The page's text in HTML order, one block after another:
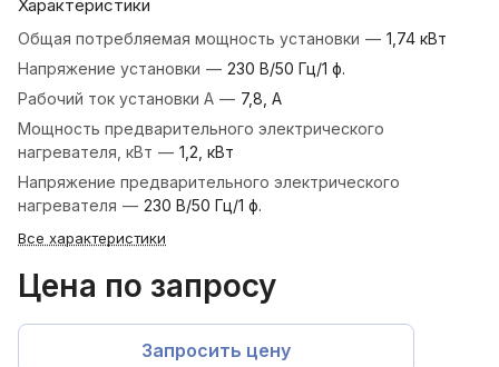
Характеристики
Общая потребляемая мощность установки — 1,74 кВт
Напряжение установки — 230 В/50 Гц/1 ф.
Рабочий ток установки А — 7,8, А
Мощность предварительного электрического
нагревателя, кВт — 1,2, кВт
Напряжение предварительного электрического
нагревателя — 230 В/50 Гц/1 ф.
Все характеристики
Цена по запросу
Запросить цену